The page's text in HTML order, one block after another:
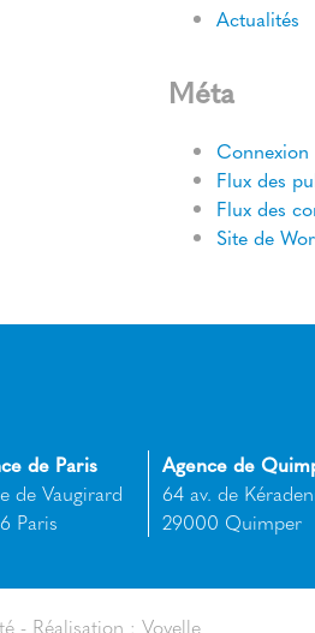
Actualités
Méta
Connexion
Flux des
Flux des
Site de
de Paris
de Vaugirard
Paris
Agence de
64 av. de
29000 Quimper
Réalisation : Voyelle